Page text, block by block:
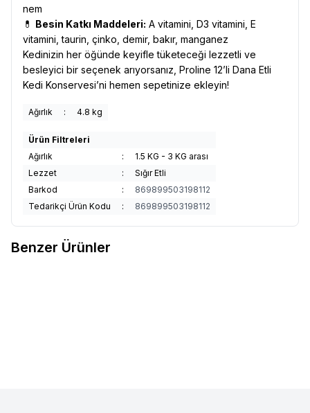
nem
💊 Besin Katkı Maddeleri: A vitamini, D3 vitamini, E
vitamini, taurin, çinko, demir, bakır, manganez
Kedinizin her öğünde keyifle tüketeceği lezzetli ve
besleyici bir seçenek arıyorsanız, Proline 12’li Dana Etli
Kedi Konservesi’ni hemen sepetinize ekleyin!
Ağırlık : 4.8 kg
Ürün Filtreleri
Ağırlık
:
1.5 KG - 3 KG arası
Lezzet
:
Sığır Etli
Barkod
:
869899503198112
Tedarikçi Ürün Kodu
: 869899503198112
Benzer Ürünler